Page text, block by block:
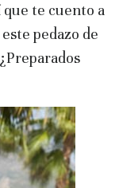
te cuento a
pedazo de